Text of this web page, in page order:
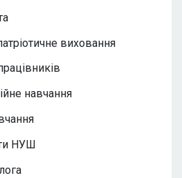
виховання
навчання
НУШ